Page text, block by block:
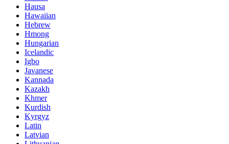
Hausa
Hawaiian
Hebrew
Hmong
Hungarian
Icelandic
Igbo
Javanese
Kannada
Kazakh
Khmer
Kurdish
Kyrgyz
Latin
Latvian